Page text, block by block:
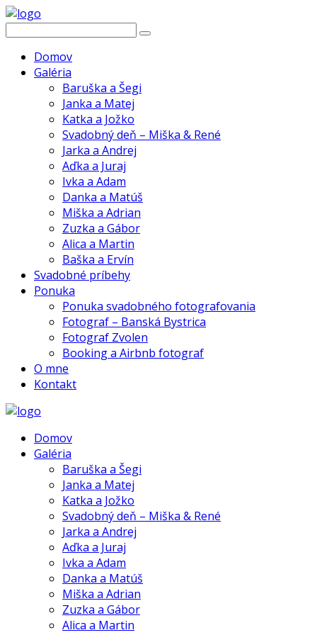
Domov
Galéria
Baruška a Šegi
Janka a Matej
Katka a Jožko
Svadobný deň – Miška & René
Jarka a Andrej
Aďka a Juraj
Ivka a Adam
Danka a Matúš
Miška a Adrian
Zuzka a Gábor
Alica a Martin
Baška a Ervín
Svadobné príbehy
Ponuka
Ponuka svadobného fotografovania
Fotograf – Banská Bystrica
Fotograf Zvolen
Booking a Airbnb fotograf
O mne
Kontakt
Domov
Galéria
Baruška a Šegi
Janka a Matej
Katka a Jožko
Svadobný deň – Miška & René
Jarka a Andrej
Aďka a Juraj
Ivka a Adam
Danka a Matúš
Miška a Adrian
Zuzka a Gábor
Alica a Martin